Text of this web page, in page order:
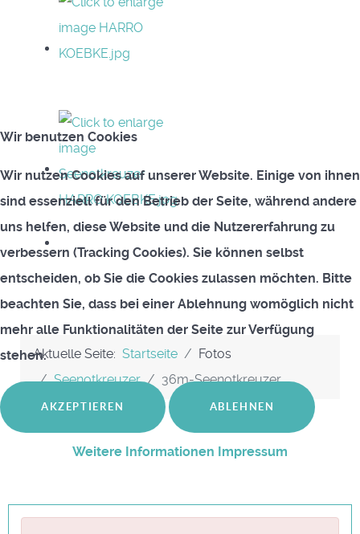
Aktuelle Seite: Startseite
Fotos
Seenotkreuzer
36m-Seenotkreuzer
Wir benutzen Cookies
Wir nutzen Cookies auf unserer Website. Einige von ihnen
sind essenziell für den Betrieb der Seite, während andere
uns helfen, diese Website und die Nutzererfahrung zu
verbessern (Tracking Cookies). Sie können selbst
entscheiden, ob Sie die Cookies zulassen möchten. Bitte
beachten Sie, dass bei einer Ablehnung womöglich nicht
mehr alle Funktionalitäten der Seite zur Verfügung
stehen.
AKZEPTIEREN ABLEHNEN
Weitere Informationen Impressum